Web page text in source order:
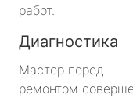
работ.
Диагностика
Мастер перед
ремонтом